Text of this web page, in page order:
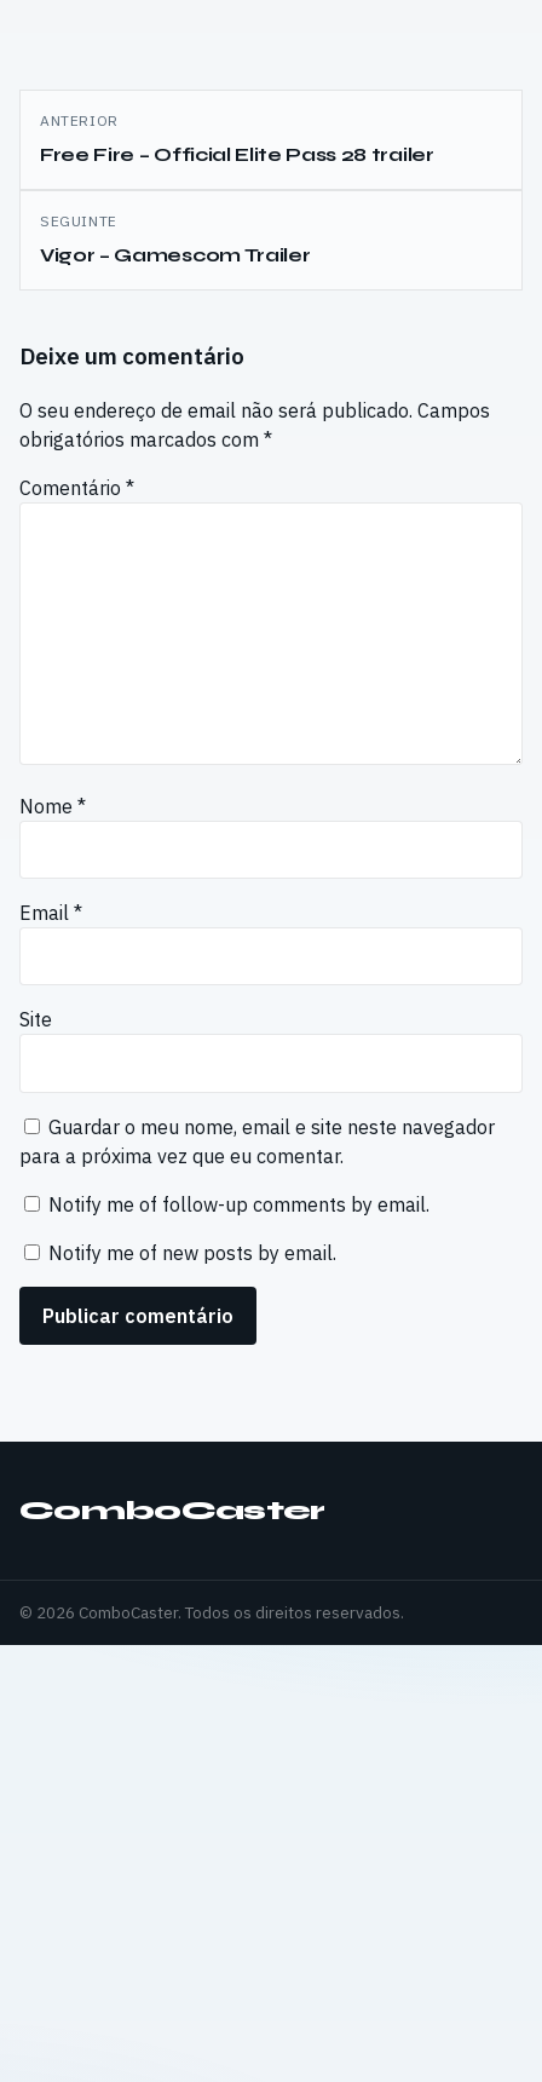
Navegação
de
artigos
ANTERIOR
Free Fire – Official Elite Pass 28 trailer
SEGUINTE
Vigor – Gamescom Trailer
Deixe um comentário
O seu endereço de email não será publicado. Campos
obrigatórios marcados com *
Comentário *
Nome *
Email *
Site
Guardar o meu nome, email e site neste navegador
para a próxima vez que eu comentar.
Notify me of follow-up comments by email.
Notify me of new posts by email.
ComboCaster
© 2026 ComboCaster. Todos os direitos reservados.